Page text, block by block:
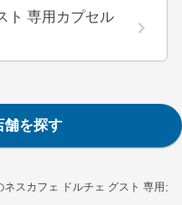
ネスカフェ ドルチェ グスト 専用
ト 専用カプセル
舗を探す